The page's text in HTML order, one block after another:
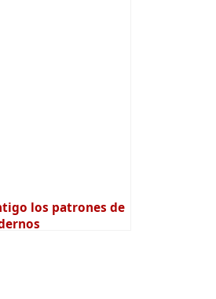
los patrones de